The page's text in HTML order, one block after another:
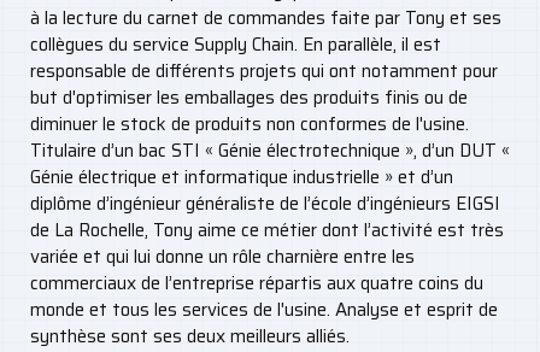
à la lecture du carnet de commandes faite par Tony et ses
collègues du service Supply Chain. En parallèle, il est
responsable de différents projets qui ont notamment pour
but d'optimiser les emballages des produits finis ou de
diminuer le stock de produits non conformes de l'usine.
Titulaire d’un bac STI « Génie électrotechnique », d’un DUT «
Génie électrique et informatique industrielle » et d’un
diplôme d’ingénieur généraliste de l’école d’ingénieurs EIGSI
de La Rochelle, Tony aime ce métier dont l’activité est très
variée et qui lui donne un rôle charnière entre les
commerciaux de l’entreprise répartis aux quatre coins du
monde et tous les services de l'usine. Analyse et esprit de
synthèse sont ses deux meilleurs alliés.